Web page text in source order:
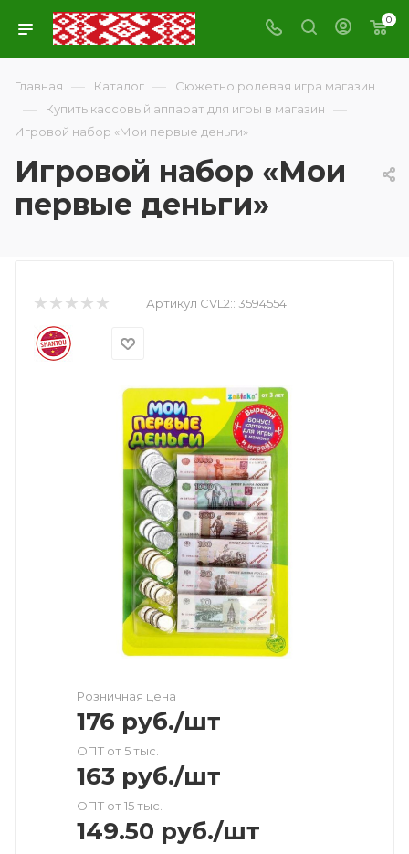
0
Главная — Каталог — Сюжетно ролевая игра магазин
— Купить кассовый аппарат для игры в магазин —
Игровой набор «Мои первые деньги»
Игровой набор «Мои
первые деньги»
Артикул CVL2:: 3594554
Розничная цена
176 руб./шт
ОПТ от 5 тыс.
163 руб./шт
ОПТ от 15 тыс.
149.50 руб./шт